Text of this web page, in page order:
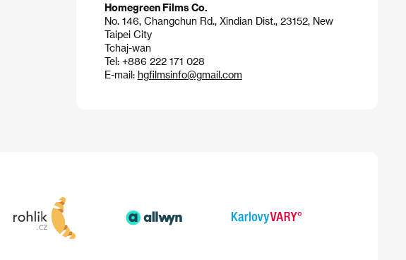
Homegreen Films Co.
No. 146, Changchun Rd., Xindian Dist., 23152, New
Taipei City
Tchaj-wan
Tel: +886 222 171 028
E-mail: hgfilmsinfo@gmail.com